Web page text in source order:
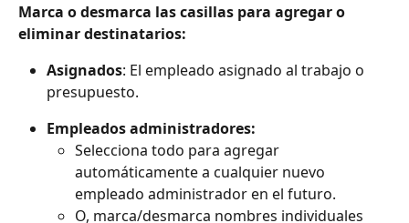
Marca o desmarca las casillas para agregar o
eliminar destinatarios:
Asignados: El empleado asignado al trabajo o
presupuesto.
Empleados administradores:
Selecciona todo para agregar
automáticamente a cualquier nuevo
empleado administrador en el futuro.
O, marca/desmarca nombres individuales